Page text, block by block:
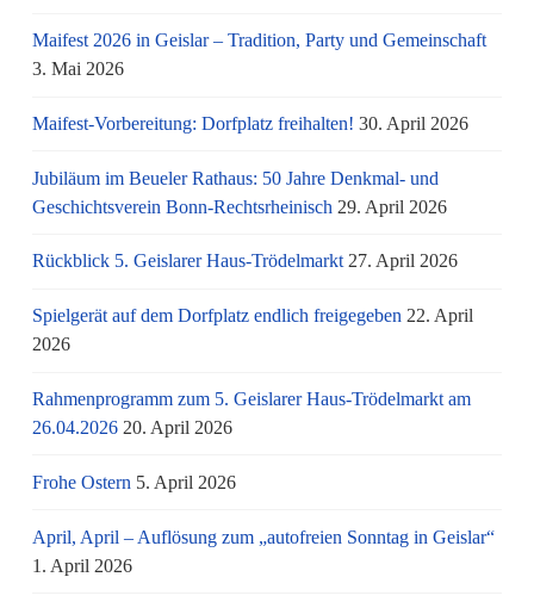
Maifest 2026 in Geislar – Tradition, Party und Gemeinschaft
3. Mai 2026
Maifest-Vorbereitung: Dorfplatz freihalten! 30. April 2026
Jubiläum im Beueler Rathaus: 50 Jahre Denkmal- und
Geschichtsverein Bonn-Rechtsrheinisch 29. April 2026
Rückblick 5. Geislarer Haus-Trödelmarkt 27. April 2026
Spielgerät auf dem Dorfplatz endlich freigegeben 22. April
2026
Rahmenprogramm zum 5. Geislarer Haus-Trödelmarkt am
26.04.2026 20. April 2026
Frohe Ostern 5. April 2026
April, April – Auflösung zum „autofreien Sonntag in Geislar“
1. April 2026